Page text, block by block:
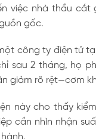
việc nhà thầu cắt
gốc.
công ty điện tử
chỉ sau 2 tháng, họ
giảm rõ rệt—cơm
này cho thấy
cần nhìn nhận